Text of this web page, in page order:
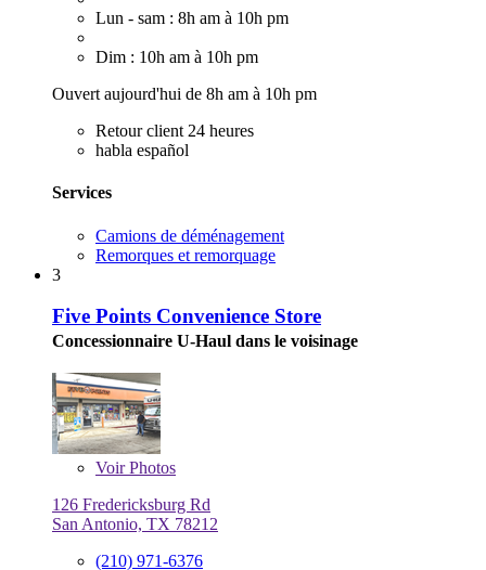
Lun - sam : 8h am à 10h pm
Dim : 10h am à 10h pm
Ouvert aujourd'hui de 8h am à 10h pm
Retour client 24 heures
habla español
Services
Camions de déménagement
Remorques et remorquage
3
Five Points Convenience Store
Concessionnaire U-Haul dans le voisinage
VoirPhotos
126 Fredericksburg Rd
San Antonio, TX 78212
(210) 971-6376